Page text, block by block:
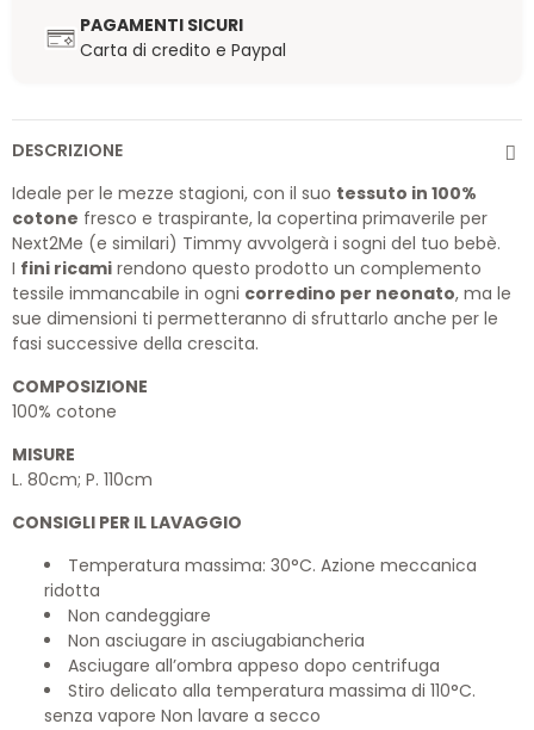
PAGAMENTI SICURI
Carta di credito e Paypal
DESCRIZIONE
Ideale per le mezze stagioni, con il suo tessuto in 100%
cotone fresco e traspirante, la copertina primaverile per
Next2Me (e similari) Timmy avvolgerà i sogni del tuo bebè.
I fini ricami rendono questo prodotto un complemento
tessile immancabile in ogni corredino per neonato, ma le
sue dimensioni ti permetteranno di sfruttarlo anche per le
fasi successive della crescita.
COMPOSIZIONE
100% cotone
MISURE
L. 80cm; P. 110cm
CONSIGLI PER IL LAVAGGIO
Temperatura massima: 30°C. Azione meccanica
ridotta
Non candeggiare
Non asciugare in asciugabiancheria
Asciugare all’ombra appeso dopo centrifuga
Stiro delicato alla temperatura massima di 110°C.
senza vapore Non lavare a secco